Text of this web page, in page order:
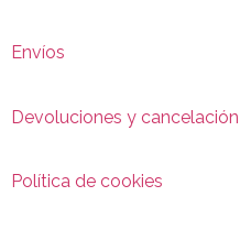
Envíos
Devoluciones y cancelación
Política de cookies